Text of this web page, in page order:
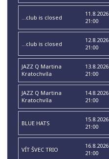
...club is closed
11.8.2026
21:00
...club is closed
12.8.2026
21:00
JAZZ Q Martina
Kratochvíla
13.8.2026
21:00
JAZZ Q Martina
Kratochvíla
14.8.2026
21:00
BLUE HATS
15.8.2026
21:00
VÍT ŠVEC TRIO
16.8.2026
21:00